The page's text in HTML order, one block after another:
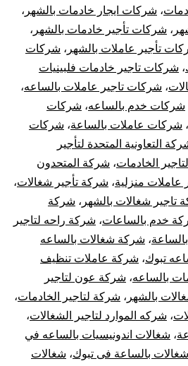
، شركات ايجار خادمات بالشهر ،
، شركات تأجير خادمات بالشهر ،
تأجير عاملات بالشهر ، شركات
، شركات تاجير خادمات فلبينيات
، شركات تاجير عاملات بالساعه،
شركات خدم بالساعه، شركات
، شركات عاملات بالساعة، شركات
التعاونية المتحدة لتأجير
الخادمات، شركة المتحدون
عاملات منزلية، شركة تأجير شغالات،
تاجير شغالات بالشهر ، شركة
خدم بالساعات، شركة راحه لتاجير
، شركة شغالات بالساعه
تبوك، شركة عاملات تنظيف
بالساعه، شركة عون لتاجير
بالشهر ، شركة لتاجير الخادمات،
، شركه الموارد لتاجير الشغالات،
، شغالات اندونيسيات بالساعه في
شغالات بالساعة فى تبوك، شغالات